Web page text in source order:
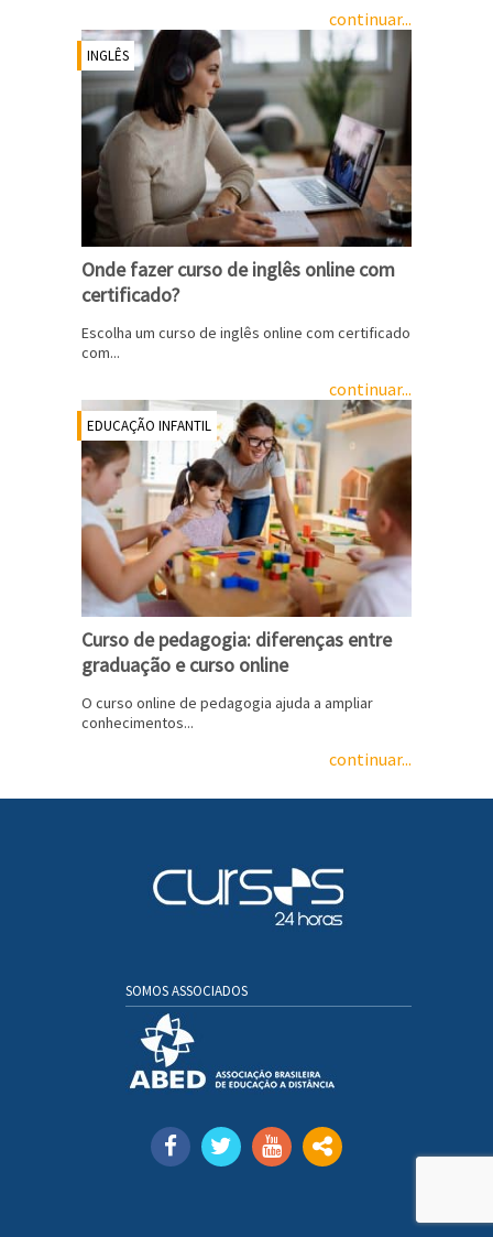
continuar...
INGLÊS
Onde fazer curso de inglês online com
certificado?
Escolha um curso de inglês online com certificado
com...
continuar...
EDUCAÇÃO INFANTIL
Curso de pedagogia: diferenças entre
graduação e curso online
O curso online de pedagogia ajuda a ampliar
conhecimentos...
continuar...
SOMOS ASSOCIADOS